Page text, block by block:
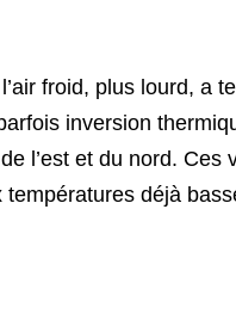
froid, plus lourd, a
inversion
l’est et du nord. Ces
déjà